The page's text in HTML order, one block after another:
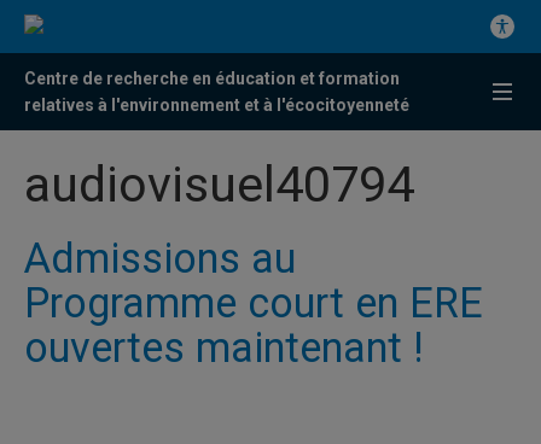
Centre de recherche en éducation et formation
relatives à l'environnement et à l'écocitoyenneté
audiovisuel40794
Admissions au
Programme court en ERE
ouvertes maintenant !